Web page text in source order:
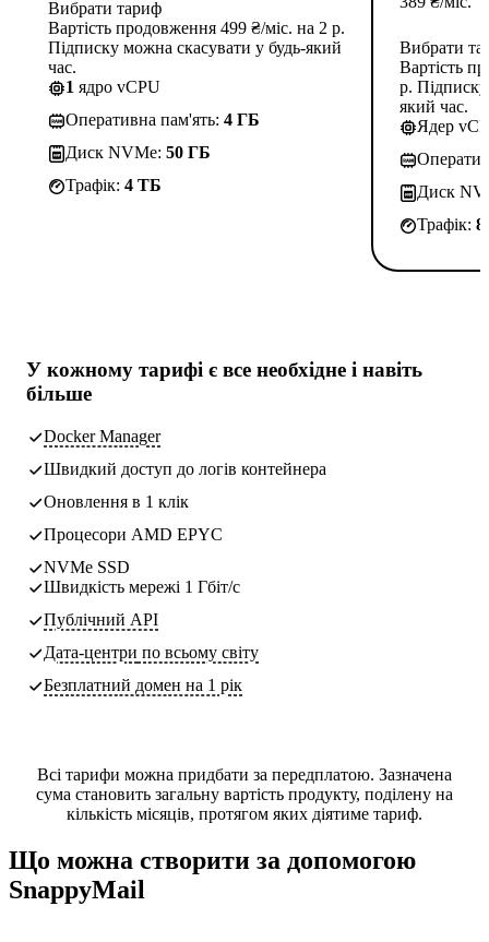
Вибрати тариф
Вартість продовження 499 ₴/міс. на 2 р.
Підписку можна скасувати у будь-який
час.
1 ядро vCPU
Оперативна пам'ять: 4 ГБ
Диск NVMe: 50 ГБ
Трафік: 4 TБ
Вибрати
Вартість
р.
який час.
Ядер
Диск
Трафік:
У кожному тарифі є все необхідне і навіть
більше
Docker Manager
Швидкий доступ до логів контейнера
Оновлення в 1 клік
Процесори AMD EPYC
NVMe SSD
Швидкість мережі 1 Гбіт/с
Публічний API
Дата-центри по всьому світу
Безплатний домен на 1 рік
Всі тарифи можна придбати за передплатою. Зазначена
сума становить загальну вартість продукту, поділену на
кількість місяців, протягом яких діятиме тариф.
Що можна створити за допомогою
SnappyMail